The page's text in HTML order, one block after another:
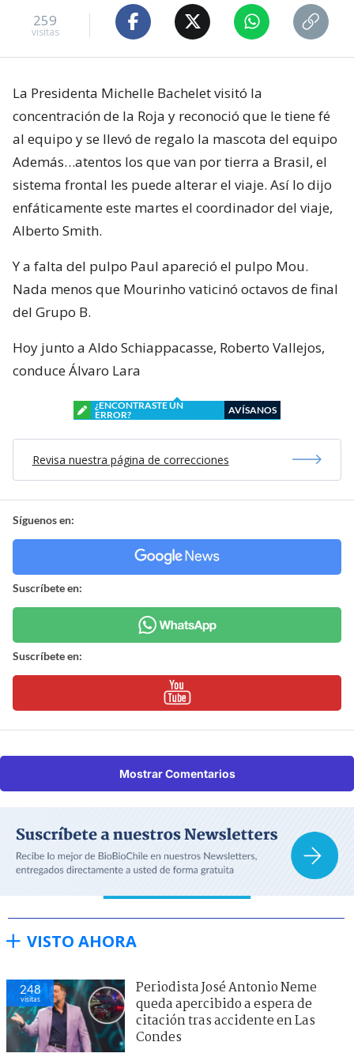
259
visitas
La Presidenta Michelle Bachelet visitó la
concentración de la Roja y reconoció que le tiene fé
al equipo y se llevó de regalo la mascota del equipo
Además…atentos los que van por tierra a Brasil, el
sistema frontal les puede alterar el viaje. Así lo dijo
enfáticamente este martes el coordinador del viaje,
Alberto Smith.
Y a falta del pulpo Paul apareció el pulpo Mou.
Nada menos que Mourinho vaticinó octavos de final
del Grupo B.
Hoy junto a Aldo Schiappacasse, Roberto Vallejos,
conduce Álvaro Lara
¿ENCONTRASTE UN
ERROR?
AVÍSANOS
Revisa nuestra página de correcciones
Síguenos en:
Suscríbete en:
Suscríbete en:
Mostrar Comentarios
VISTO AHORA
248
visitas
Periodista José Antonio Neme
queda apercibido a espera de
citación tras accidente en Las
Condes